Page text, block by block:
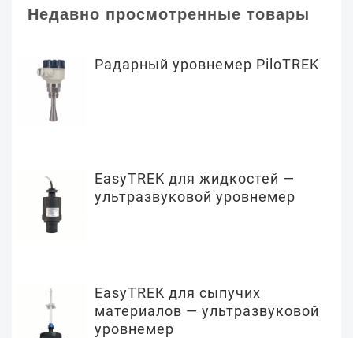
Недавно просмотренные товары
Радарный уровнемер PiloTREK
EasyTREK для жидкостей —
ультразвуковой уровнемер
EasyTREK для сыпучих
материалов — ультразвуковой
уровнемер